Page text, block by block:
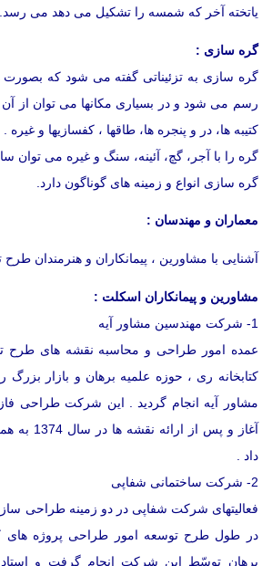
یاتخته آخر كه شمسه را تشكیل می دهد می رسد.
گره سازی :
گره سازی به تزئیناتی گفته می شود كه
رسم می شود و در بسیاری مكانها می توان از آن
كتیبه ها، در و پنجره ها، طاقها ، كفسازیها و غیره .
گره را با آجر، گچ، آئینه، سنگ و غیره می توان
گره سازی انواع و زمینه های گوناگون دارد.
معماران و مهندسان :
آشنایی با مشاورین ، پیمانکاران و هنرمندان
مشاورین و پیمانكاران اسكلت :
1- شركت مهندسین مشاور آیه
عمده امور طراحی و محاسبه نقشه های طرح
كتابخانه ری ، حوزه علمیه برهان و بازار
آغاز و پس
داد .
2- شركت ساختمانی شفاپی
فعالیتهای شركت شفاپی در دو زمینه طراحی
در طول طرح توسعه امور طراحی پروژه های
برهان توسّط این شركت انجام گرفت و استاد